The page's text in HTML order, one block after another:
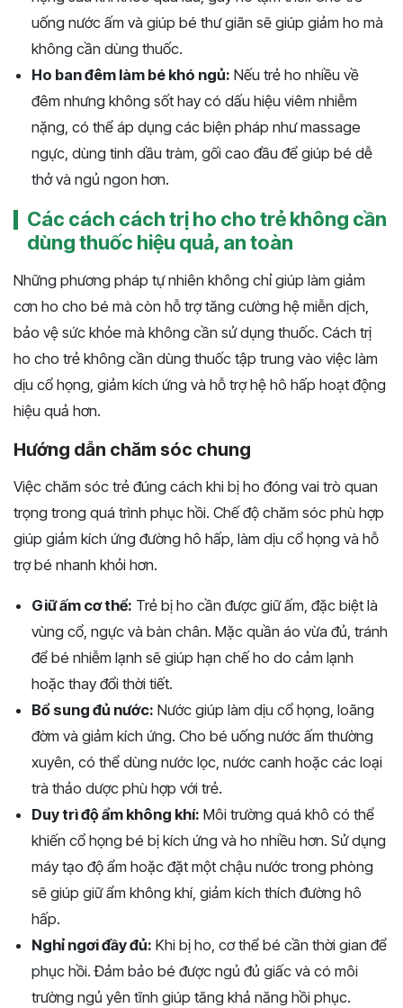
uống nước ấm và giúp bé thư giãn sẽ giúp giảm ho mà
không cần dùng thuốc.
Ho ban đêm làm bé khó ngủ: Nếu trẻ ho nhiều về
đêm nhưng không sốt hay có dấu hiệu viêm nhiễm
nặng, có thể áp dụng các biện pháp như massage
ngực, dùng tinh dầu tràm, gối cao đầu để giúp bé dễ
thở và ngủ ngon hơn.
Các cách cách trị ho cho trẻ không cần
dùng thuốc hiệu quả, an toàn
Những phương pháp tự nhiên không chỉ giúp làm giảm
cơn ho cho bé mà còn hỗ trợ tăng cường hệ miễn dịch,
bảo vệ sức khỏe mà không cần sử dụng thuốc. Cách trị
ho cho trẻ không cần dùng thuốc tập trung vào việc làm
dịu cổ họng, giảm kích ứng và hỗ trợ hệ hô hấp hoạt động
hiệu quả hơn.
Hướng dẫn chăm sóc chung
Việc chăm sóc trẻ đúng cách khi bị ho đóng vai trò quan
trọng trong quá trình phục hồi. Chế độ chăm sóc phù hợp
giúp giảm kích ứng đường hô hấp, làm dịu cổ họng và hỗ
trợ bé nhanh khỏi hơn.
Giữ ấm cơ thể: Trẻ bị ho cần được giữ ấm, đặc biệt là
vùng cổ, ngực và bàn chân. Mặc quần áo vừa đủ, tránh
để bé nhiễm lạnh sẽ giúp hạn chế ho do cảm lạnh
hoặc thay đổi thời tiết.
Bổ sung đủ nước: Nước giúp làm dịu cổ họng, loãng
đờm và giảm kích ứng. Cho bé uống nước ấm thường
xuyên, có thể dùng nước lọc, nước canh hoặc các loại
trà thảo dược phù hợp với trẻ.
Duy trì độ ẩm không khí: Môi trường quá khô có thể
khiến cổ họng bé bị kích ứng và ho nhiều hơn. Sử dụng
máy tạo độ ẩm hoặc đặt một chậu nước trong phòng
sẽ giúp giữ ẩm không khí, giảm kích thích đường hô
hấp.
Nghỉ ngơi đầy đủ: Khi bị ho, cơ thể bé cần thời gian để
phục hồi. Đảm bảo bé được ngủ đủ giấc và có môi
trường ngủ yên tĩnh giúp tăng khả năng hồi phục.